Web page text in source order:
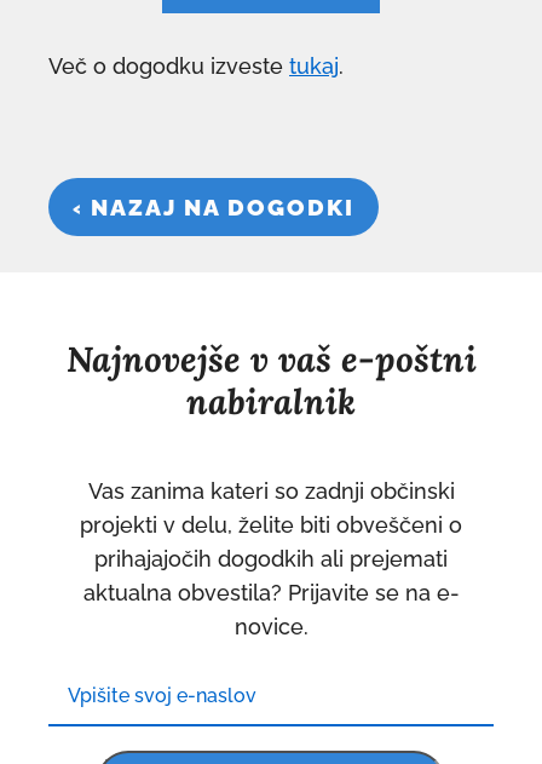
Več o dogodku izveste tukaj.
‹ NAZAJ NA DOGODKI
Najnovejše v vaš e-poštni
nabiralnik
Vas zanima kateri so zadnji občinski
projekti v delu, želite biti obveščeni o
prihajajočih dogodkih ali prejemati
aktualna obvestila? Prijavite se na e-
novice.